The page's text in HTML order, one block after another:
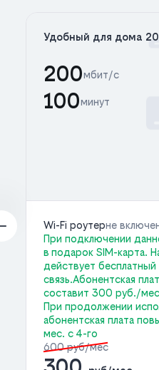
Удобный для дома
200мбит/с
100минут
Wi-Fi роутерне
При подключении
в подарок SIM-карта.
действует
связь.Абонентская
составит 300 руб./
При продолжении
абонентская плата
мес. с 4-го
600 руб/мес